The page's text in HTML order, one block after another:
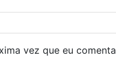
vez que eu